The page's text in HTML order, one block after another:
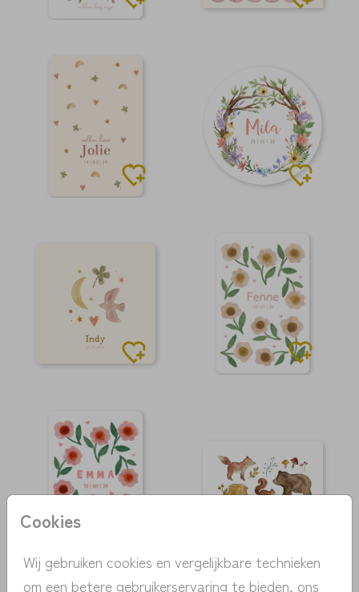
Cookies
Wij gebruiken cookies en vergelijkbare technieken
om een betere gebruikerservaring te bieden, ons